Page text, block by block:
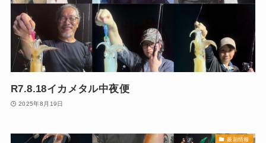
R7.8.18イカメタル中夜便
2025年8月19日
最新情報